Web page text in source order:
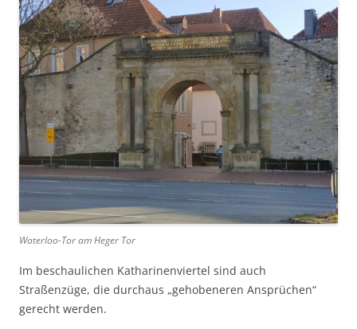
Waterloo-Tor am Heger Tor
Im beschaulichen Katharinenviertel sind auch
Straßenzüge, die durchaus „gehobeneren Ansprüchen“
gerecht werden.